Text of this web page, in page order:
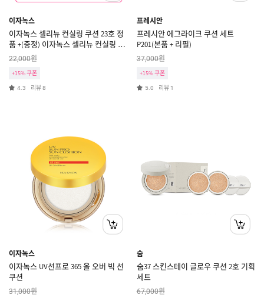
이자녹스
이자녹스 셀리뉴 컨실링 쿠션 23호 정
품 +(증정) 이자녹스 셀리뉴 컨실링 쿠
션 23호 리필
22,000원
+15% 쿠폰
4.3 리뷰8
프레시안
프레시안 에그라이크 쿠션 세트
P201(본품 + 리필)
37,000원
+15% 쿠폰
5.0 리뷰 1
이자녹스
이자녹스 UV선프로 365 올 오버 빅 선
쿠션
31,000원
숨
숨37 스킨스테이 글로우 쿠션 2호 기획
세트
67,000원